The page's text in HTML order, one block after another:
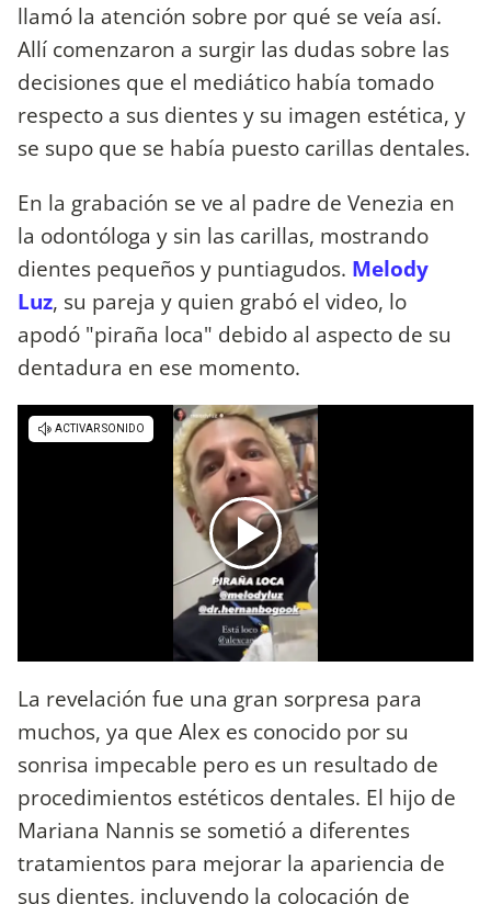
llamó la atención sobre por qué se veía así.
Allí comenzaron a surgir las dudas sobre las
decisiones que el mediático había tomado
respecto a sus dientes y su imagen estética, y
se supo que se había puesto carillas dentales.
En la grabación se ve al padre de Venezia en
la odontóloga y sin las carillas, mostrando
dientes pequeños y puntiagudos. Melody
Luz, su pareja y quien grabó el video, lo
apodó "piraña loca" debido al aspecto de su
dentadura en ese momento.
La revelación fue una gran sorpresa para
muchos, ya que Alex es conocido por su
sonrisa impecable pero es un resultado de
procedimientos estéticos dentales. El hijo de
Mariana Nannis se sometió a diferentes
tratamientos para mejorar la apariencia de
sus dientes, incluyendo la colocación de